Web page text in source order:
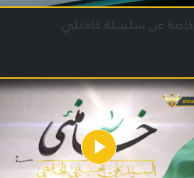
خاصة عن سلسلة خامنئي